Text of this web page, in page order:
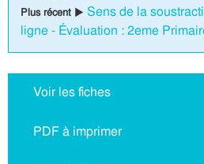
Plus récent ▶ Sens de la
ligne - Évaluation : 2eme
Voir les fiches
PDF à imprimer